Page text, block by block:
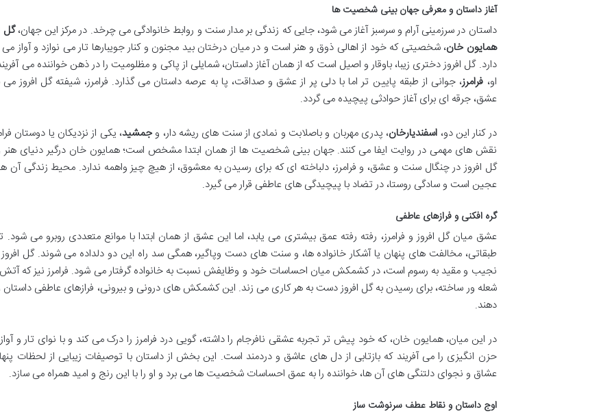
آغاز داستان و معرفی جهان بینی شخصیت ها
داستان در سرزمینی آرام و سرسبز آغاز می شود، جایی که زندگی بر مدار سنت و روابط خانوادگی می چرخد. در مرکز این جهان،گل
همایون خان، شخصیتی که خود از اهالی ذوق و هنر است و در میان درختان بید مجنون و کنار جویبارها تار می نوازد و آواز می
دارد. گل افروز دختری زیبا، باوقار و اصیل است که از همان آغاز داستان، شمایلی از پاکی و مظلومیت را در ذهن خواننده می
او، فرامرز، جوانی از طبقه پایین تر اما با دلی پر از عشق و صداقت، پا به عرصه داستان می گذارد. فرامرز، شیفته گل افروز
عشق، جرقه ای برای آغاز حوادثی پیچیده می گردد.
در کنار این دو، اسفندیارخان، پدری مهربان و باصلابت و نمادی از سنت های ریشه دار، وجمشید، یکی از نزدیکان یا دوستان
نقش های مهمی در روایت ایفا می کنند. جهان بینی شخصیت ها از همان ابتدا مشخص است؛ همایون خان درگیر دنیای
گل افروز در چنگال سنت و عشق، و فرامرز، دلباخته ای که برای رسیدن به معشوق، از هیچ چیز واهمه ندارد. محیط زندگی آن
عجین است و سادگی روستا، در تضاد با پیچیدگی های عاطفی قرار می گیرد.
گره افکنی و فرازهای عاطفی
عشق میان گل افروز و فرامرز، رفته رفته عمق بیشتری می یابد، اما این عشق از همان ابتدا با موانع متعددی روبرو می
طبقاتی، مخالفت های پنهان یا آشکار خانواده ها، و سنت های دست وپاگیر، همگی سد راه این دو دلداده می شوند. گل
نجیب و مقید به رسوم است، در کشمکش میان احساسات خود و وظایفش نسبت به خانواده گرفتار می شود. فرامرز نیز که
شعله ور ساخته، برای رسیدن به گل افروز دست به هر کاری می زند. این کشمکش های درونی و بیرونی، فرازهای عاطفی
دهند.
در این میان، همایون خان، که خود پیش تر تجربه عشقی نافرجام را داشته، گویی درد فرامرز را درک می کند و با نوای تار و
حزن انگیزی را می آفریند که بازتابی از دل های عاشق و دردمند است. این بخش از داستان با توصیفات زیبایی از لحظات
عشاق و نجوای دلتنگی های آن ها، خواننده را به عمق احساسات شخصیت ها می برد و او را با این رنج و امید همراه می سازد.
اوج داستان و نقاط عطف سرنوشت ساز